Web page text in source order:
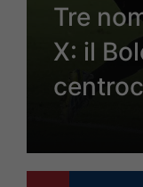
Tre
X: il